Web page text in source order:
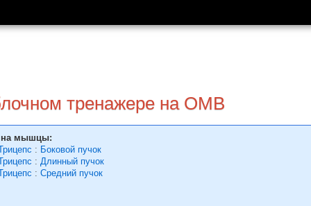
тренажере на ОМВ
на мышцы:
: Боковой пучок
: Длинный пучок
: Средний пучок